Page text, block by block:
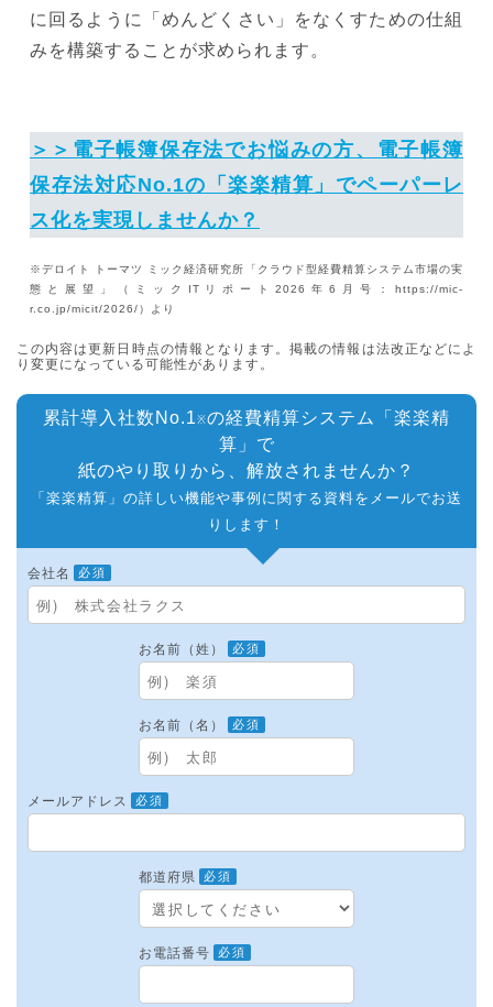
に回るように「めんどくさい」をなくすための仕組
みを構築することが求められます。
＞＞電子帳簿保存法でお悩みの方、電子帳簿
保存法対応No.1の「楽楽精算」でペーパーレ
ス化を実現しませんか？
※デロイト トーマツ ミック経済研究所「クラウド型経費精算システム市場の実
態と展望」（ミックITリポート2026年6月号：https://mic-
r.co.jp/micit/2026/）より
この内容は更新日時点の情報となります。掲載の情報は法改正などによ
り変更になっている可能性があります。
累計導入社数No.1※の経費精算システム「楽楽精
算」で
紙のやり取りから、解放されませんか？
「楽楽精算」の詳しい機能や事例に関する資料をメールでお送
りします！
会社名 必須
お名前（姓） 必須
お名前（名） 必須
メールアドレス 必須
都道府県 必須
お電話番号 必須